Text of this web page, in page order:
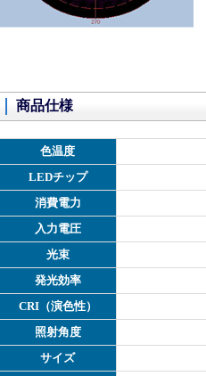
商品仕様
色温度
LEDチップ
消費電力
入力電圧
光束
発光効率
CRI（演色性）
照射角度
サイズ